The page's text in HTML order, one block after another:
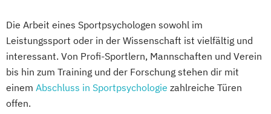
Die Arbeit eines Sportpsychologen sowohl im
Leistungssport oder in der Wissenschaft ist vielfältig und
interessant. Von Profi-Sportlern, Mannschaften und Verein
bis hin zum Training und der Forschung stehen dir mit
einem Abschluss in Sportpsychologie zahlreiche Türen
offen.